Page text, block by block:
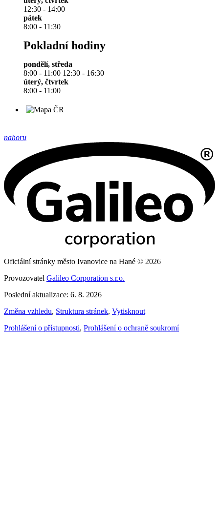
12:30 - 14:00
pátek
8:00 - 11:30
Pokladní hodiny
pondělí, středa
8:00 - 11:00 12:30 - 16:30
úterý, čtvrtek
8:00 - 11:00
nahoru
Oficiální stránky město Ivanovice na Hané © 2026
Provozovatel Galileo Corporation s.r.o.
Poslední aktualizace: 6. 8. 2026
Změna vzhledu, Struktura stránek, Vytisknout
Prohlášení o přístupnosti, Prohlášení o ochraně soukromí